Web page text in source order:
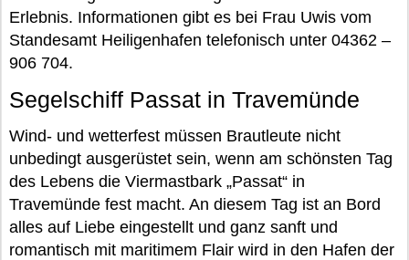
Erlebnis. Informationen gibt es bei Frau Uwis vom
Standesamt Heiligenhafen telefonisch unter 04362 –
906 704.
Segelschiff Passat in Travemünde
Wind- und wetterfest müssen Brautleute nicht
unbedingt ausgerüstet sein, wenn am schönsten Tag
des Lebens die Viermastbark „Passat“ in
Travemünde fest macht. An diesem Tag ist an Bord
alles auf Liebe eingestellt und ganz sanft und
romantisch mit maritimem Flair wird in den Hafen der